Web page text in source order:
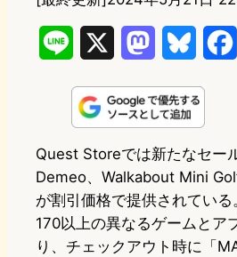
n
s
t
o
d
o
u
s
k
y
Quest Storeでは新たなセー
Demeo、Walkabout Mini
が割引価格で提供されてい
170以上の異なるゲームとア
り、チェックアウト時に「